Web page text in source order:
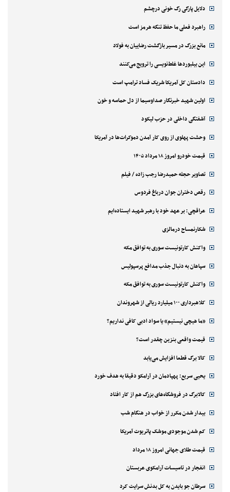
دلایل پارگی رگ خونی درچشم
راهبرد فعلی ما حفظ تنگه هرمز است
مانع بزرگ در مسیر بازگشت رضاییان به فولاد
این بیلبوردها غلط‌نویسی را ترویج می‌کنند
دادستان کل آمریکا شریک فساد ترامپ است
اولین شهید خبرنگار صداوسیما از دل حماسه و خون
آشفتگی داخلی در حزب لیکود
وحشت پهلوی از روی کار آمدن دموکرات‌ها در آمریکا
قیمت خودرو امروز ۱۸ مرداد ۱۴۰۵
تصاویر حجله حمیدرضا رجب زاده / فیلم
رقص دختران جوان درباغ فردوس
عراقچی: بر عهد خود با رهبر شهید ایستاده‌ایم
شکارنمساح درمالزی
واکنش کارتونیست سوری به توافق مکه
سپاهان به دنبال جذب مدافع پرسپولیس
واکنش کارتونیست سوری به توافق مکه
کلاهبرداری ۱۰۰ میلیارد ریالی از شهروندان
«ما هیچی نیستیم» یا سواد ادبی کافی نداریم؟
قیمت واقعی بنزین چقدر است؟
کالا برگ قطعا افزایش می‌یابد
یحیی سریع: پهپادمان در آرامکو دقیقا به هدف خورد
کالابرگ در فروشگاه‌های بزرگ هم از کار افتاد
بیدار شدن مکرر از خواب در هنگام شب
کم شدن موجودی موشک پاتریوت آمریکا
قیمت طلای جهانی امروز ۱۸ مرداد
انفجار در تاسیسات آرامکوی عربستان
سرطان جو بایدن به کل بدنش سرایت کرد